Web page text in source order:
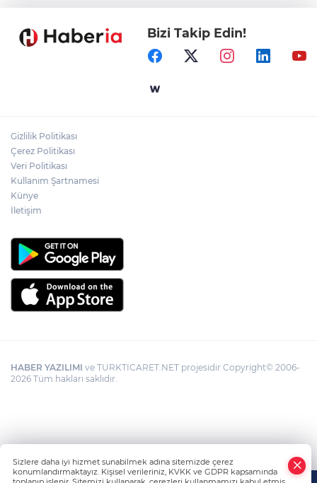
Samsun’da Alaçam'a yeni yaşam alanı
Yapay zekada onlarca uygulamanın
Bizi Takip Edin!
Gizlilik Politikası
Çerez Politikası
Veri Politikası
Kullanım Şartnamesi
Künye
İletişim
HABER YAZILIMI ve TURKTICARET.NET projesidir Copyright© 2006-
2026 Tüm hakları saklıdır.
Sizlere daha iyi hizmet sunabilmek adına sitemizde çerez
konumlandırmaktayız. Kişisel verileriniz, KVKK ve GDPR kapsamında